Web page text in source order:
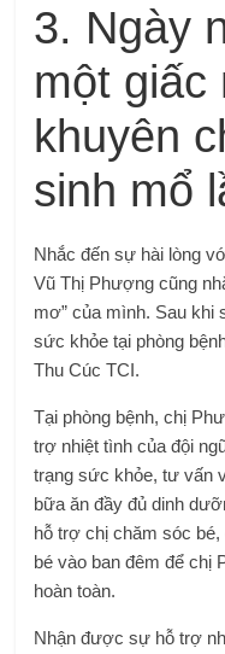
3. Ngày
một giấc
khuyên
sinh mổ
Nhắc đến sự hài lòng
Vũ Thị Phượng cũng
mơ” của mình. Sau khi
sức khỏe tại phòng
Thu Cúc TCI.
Tại phòng bệnh, chị
trợ nhiệt tình của đội
trạng sức khỏe, tư vấn
bữa ăn đầy đủ dinh
hỗ trợ chị chăm sóc
bé vào ban đêm để chị
hoàn toàn.
Nhận được sự hỗ trợ